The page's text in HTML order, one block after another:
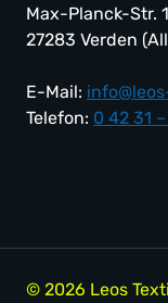
Max-Planck-Str.
27283 Verden
E-Mail:
Telefon: 0 42 31
© 2026 Leos